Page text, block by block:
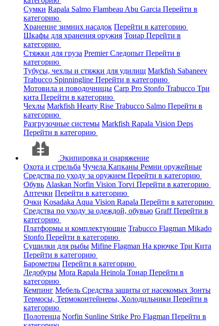
Сумки Rapala Salmo Flambeau Abu Garcia Перейти в
категорию
Хранение зимних насадок Перейти в категорию
Шкафы для хранения оружия Тонар Перейти в
категорию
Стяжки для груза PremierСледопыт Перейти в
категорию
Тубусы, чехлы и стяжки для удилищ Markfish Sabaneev
Trabucco Spinningline Перейти в категорию
Мотовила и поводочницы Carp Pro Stonfo Trabucco Три
кита Перейти в категорию
Чехлы Markfish Hearty Rise Trabucco Salmo Перейти в
категорию
Разгрузочные системы Markfish Rapala Vision Deps
Перейти в категорию
Экипировка и снаряжение
Охота и стрельба Чучела Капканы Ремни оружейные
Средства по уходу за оружием Перейти в категорию
Обувь Alaskan Norfin Vision Torvi Перейти в категорию
Аптечки Перейти в категорию
Очки Kosadaka Aqua Vision Rapala Перейти в категорию
Средства по уходу за одеждой, обувью GraffПерейти в
категорию
Платформы и комплектующие Trabucco Flagman Mikado
Stonfo Перейти в категорию
Сушилки для рыбы Mifine Flagman На крючке Три Кита
Перейти в категорию
Барометры Перейти в категорию
Ледобуры Mora Rapala Heinola Тонар Перейти в
категорию
Кемпинг Мебель Средства защиты от насекомых Зонты
Термосы, Термоконтейнеры, Холодильники Перейти в
категорию
Полотенца Norfin Sunline Strike Pro Flagman Перейти в